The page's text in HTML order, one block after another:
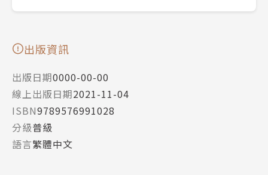
出版資訊
出版日期0000-00-00
線上出版日期2021-11-04
ISBN9789576991028
分級普級
語言繁體中文